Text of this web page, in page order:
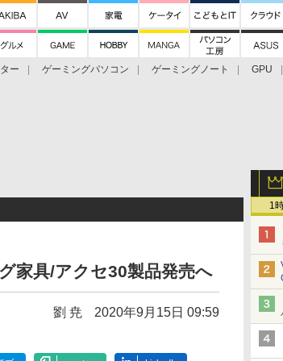
ー ゲーミングパソコン ゲーミングノート
GPU
1
家具/アクセ30製品発売へ
劉 尭 2020年9月15日 09:59